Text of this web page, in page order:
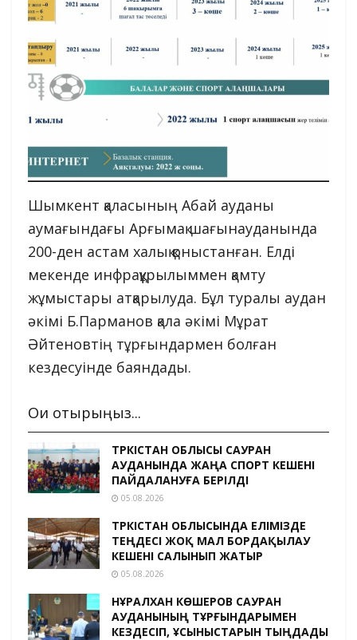
Шымкент қаласының Абай ауданы
аумағындағы Арғымақ шағынауданында
200-ден астам халық қоныстанған. Елді
мекенде инфрақұрылыммен қамту
жұмыстары атқарылуда. Бұл туралы аудан
әкімі Б.Парманов қала әкімі Мұрат
Әйтеновтің тұрғындармен болған
кездесуінде баяндады.
Оқи отырыңыз...
ТҮРКІСТАН ОБЛЫСЫ САУРАН
АУДАНЫНДА ЖАҢА СПОРТ КЕШЕНІ
ПАЙДАЛАНУҒА БЕРІЛДІ
05.08.2026
ТҮРКІСТАН ОБЛЫСЫНДА ЕЛІМІЗДЕ
ТЕҢДЕСІ ЖОҚ МАЛ БОРДАҚЫЛАУ
КЕШЕНІ САЛЫНЫП ЖАТЫР
05.08.2026
НҰРАЛХАН КӨШЕРОВ САУРАН
АУДАНЫНЫҢ ТҰРҒЫНДАРЫМЕН
КЕЗДЕСІП, ҰСЫНЫСТАРЫН ТЫҢДАДЫ